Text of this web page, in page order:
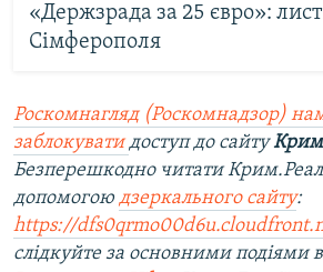
«Держзрада за 25 євро»:
Сімферополя
Роскомнагляд (Роскомнадзор)
заблокувати доступ до сайту
Безперешкодно читати
допомогою дзеркального сайту:
https://
слідкуйте за основними подіями в